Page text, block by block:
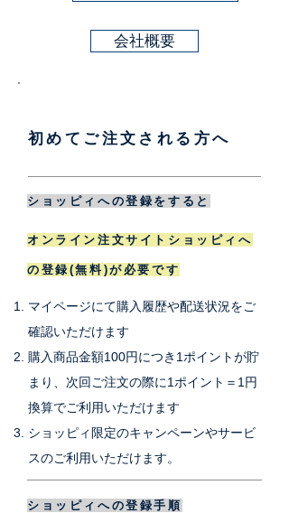
会社概要
初めてご注文される方へ
ショッピィへの登録をすると
オンライン注文サイトショッピィへ
の登録(無料)が必要です
マイページにて購入履歴や配送状況をご
確認いただけます
購入商品金額100円につき1ポイントが貯
まり、次回ご注文の際に1ポイント＝1円
換算でご利用いただけます
ショッピィ限定のキャンペーンやサービ
スのご利用いただけます。
ショッピィへの登録手順